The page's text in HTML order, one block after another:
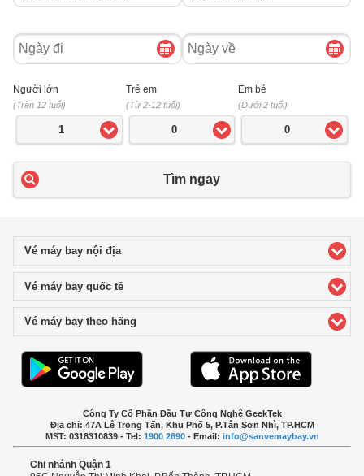
Ngày
đi
Ngày
về
Người lớn
(Trên 12 tuổi)
1
Trẻ em
(Từ 2-12 tuổi)
0
Em bé
(Dưới 2 tuổi)
0
Tìm ngay
Vé máy bay nội địaclick to expand contents
Vé máy bay quốc tếclick to expand contents
Vé máy bay theo hãng
Công Ty Cổ Phần Đầu Tư Công Nghệ GeekTek
Địa chỉ: 47A Lê Trọng Tấn, Khu Phố 5, P.Tân Sơn Nhì, TP.HCM
MST: 0318310839 - Tel: 1900 2690- Email: info@sanvemaybay.vn
Chi nhánh Quận 1